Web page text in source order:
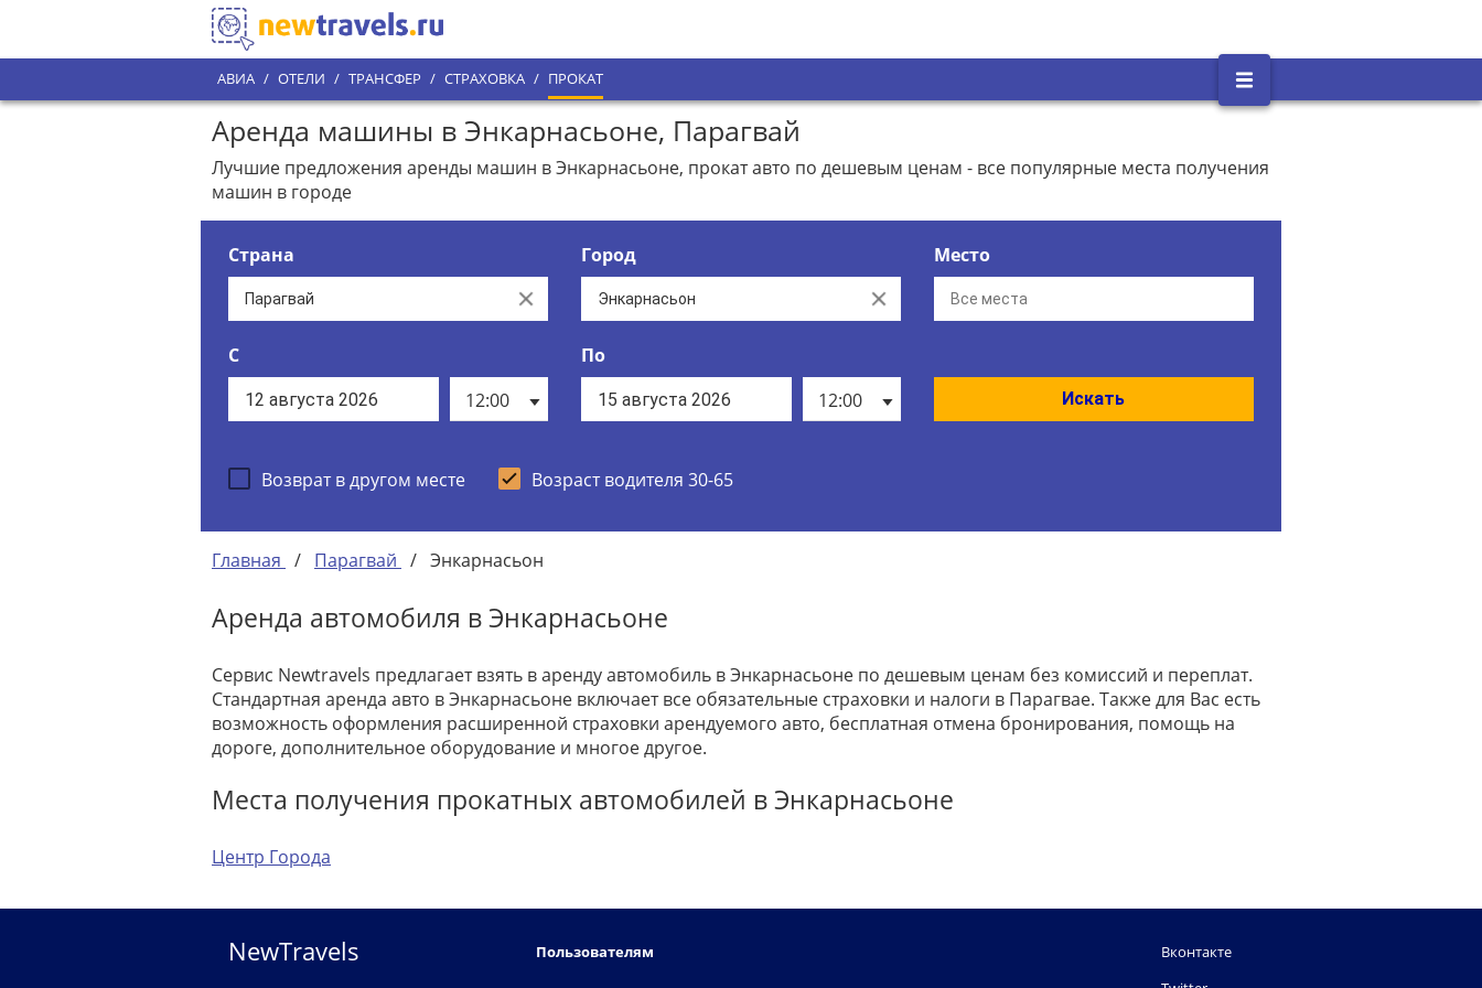
АВИА / ОТЕЛИ / ТРАНСФЕР / СТРАХОВКА / ПРОКАТ
Аренда машины в Энкарнасьоне, Парагвай
Лучшие предложения аренды машин в Энкарнасьоне, прокат авто по дешевым ценам - все популярные места получения
машин в городе
Страна
Clear
Город
Clear
Место
С
12:00
По
12:00
Искать
Возврат в другом месте Возраст водителя 30-65
Главная / Парагвай / Энкарнасьон
Аренда автомобиля в Энкарнасьоне
Сервис Newtravels предлагает взять в аренду автомобиль в Энкарнасьоне по дешевым ценам без комиссий и переплат.
Стандартная аренда авто в Энкарнасьоне включает все обязательные страховки и налоги в Парагвае. Также для Вас есть
возможность оформления расширенной страховки арендуемого авто, бесплатная отмена бронирования, помощь на
дороге, дополнительное оборудование и многое другое.
Места получения прокатных автомобилей в Энкарнасьоне
Центр Города
NewTravels Пользователям
Вконтакте